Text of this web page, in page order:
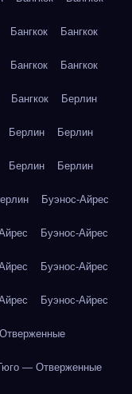
Бангкок Бангкок
Бангкок Бангкок
Бангкок Берлин
Берлин Берлин
Берлин Берлин
Буэнос-Айрес
Буэнос-Айрес
Буэнос-Айрес
Буэнос-Айрес
— Отверженные